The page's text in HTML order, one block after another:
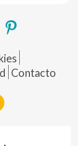
página
Contacto